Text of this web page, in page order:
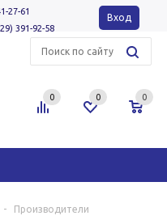
Вход
27-61
391-92-58
0 0 0
- Производители